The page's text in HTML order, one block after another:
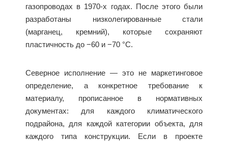
газопроводах в 1970-х годах. После этого были
разработаны низколегированные стали
(марганец, кремний), которые сохраняют
пластичность до −60 и −70 °C.
Северное исполнение — это не маркетинговое
определение, а конкретное требование к
материалу, прописанное в нормативных
документах: для каждого климатического
подрайона, для каждой категории объекта, для
каждого типа конструкции. Если в проекте